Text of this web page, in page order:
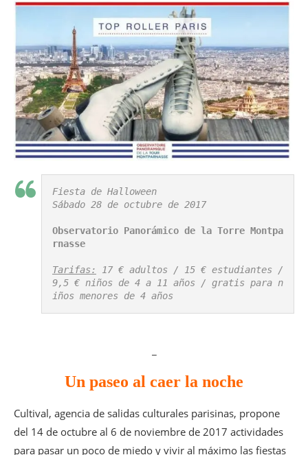
Fiesta de Halloween
Sábado 28 de octubre de 2017
Observatorio Panorámico de la Torre Montpa
rnasse
Tarifas:
17 € adultos / 15 € estudiantes /
9,5 € niños de 4 a 11 años / gratis para n
iños menores de 4 años
Un paseo al caer la noche
Cultival, agencia de salidas culturales parisinas, propone
del 14 de octubre al 6 de noviembre de 2017 actividades
para pasar un poco de miedo y vivir al máximo las fiestas